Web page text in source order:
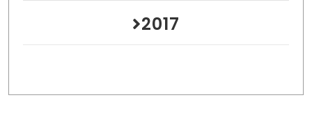
2017